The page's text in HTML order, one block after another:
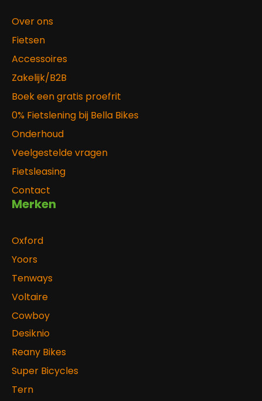
Over ons
Fietsen
Accessoires
Zakelijk/B2B
Boek een gratis proefrit
0% Fietslening bij Bella Bikes
Onderhoud
Veelgestelde vragen
Fietsleasing
Contact
Merken
Oxford
Yoors
Tenways
Voltaire
Cowboy
Desiknio
Reany Bikes
Super Bicycles
Tern